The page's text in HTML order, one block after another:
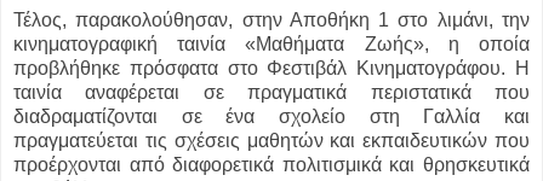
Τέλος, παρακολούθησαν, στην Αποθήκη 1 στο λιμάνι, την
κινηματογραφική ταινία «Μαθήματα Ζωής», η οποία
προβλήθηκε πρόσφατα στο Φεστιβάλ Κινηματογράφου. Η
ταινία αναφέρεται σε πραγματικά περιστατικά που
διαδραματίζονται σε ένα σχολείο στη Γαλλία και
πραγματεύεται τις σχέσεις μαθητών και εκπαιδευτικών που
προέρχονται από διαφορετικά πολιτισμικά και θρησκευτικά